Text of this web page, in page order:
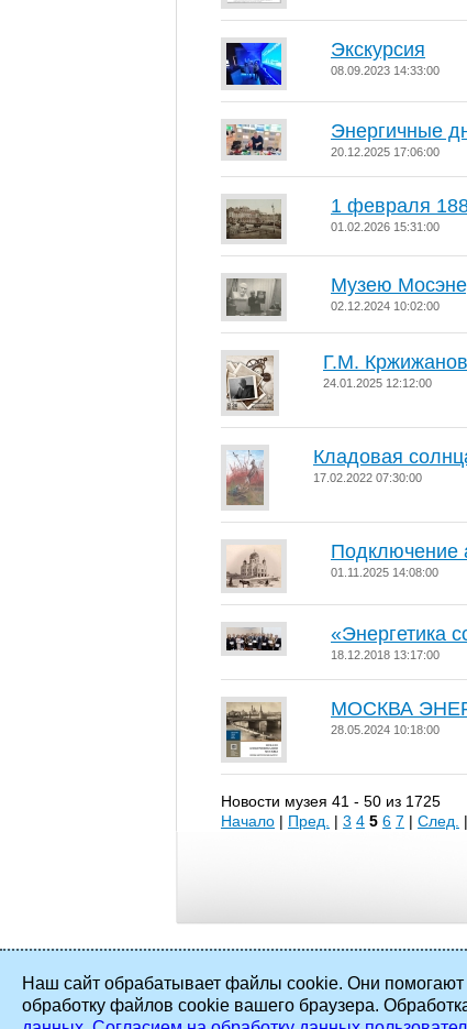
Экскурсия
08.09.2023 14:33:00
Энергичные
20.12.2025 17:06:00
1 февраля
01.02.2026 15:31:00
Музею
02.12.2024 10:02:00
Г.М.
24.01.2025 12:12:00
Кладовая
17.02.2022 07:30:00
Подключение
01.11.2025 14:08:00
«Энергетика
18.12.2018 13:17:00
МОСКВА
28.05.2024 10:18:00
Новости музея 41 - 50 из 1725
Начало | Пред. | 3 4 5 6 7 | След. |
2002 - 2026 ©ПАО «Мосэнерго».
Наш сайт обрабатывает файлы cookie. Они помогают
обработку файлов cookie вашего браузера.